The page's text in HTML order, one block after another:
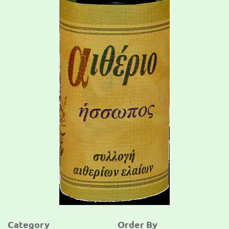
Category Order By